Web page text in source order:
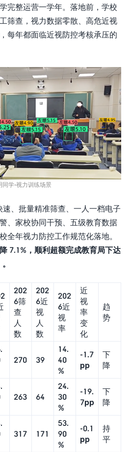
完整运营一学年。落地前，学校
筛查，视力数据零散、高危近视
每年都面临近视防控考核承压的
同学-视力训练场景
、批量精准筛查、一人一档电子
、家校协同干预、五级教育数据
全年视力防控工作规范化落地。
7.1% ，顺利超额完成教育局下达
202
6筛
查
人
数
202
6近
视
人
数
202
6近
视
率
近
视
率
变
化
趋
势
270 39
14.
40
%
-1.7
pp
下
降
263 64
24.
30
%
-19.
7pp
下
降
317 171
53.
90
%
-0.1
pp
持
平